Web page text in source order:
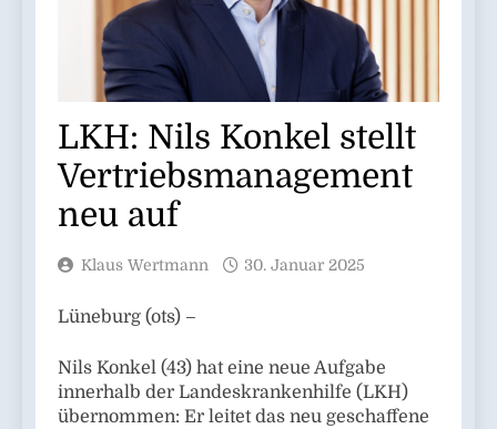
LKH: Nils Konkel stellt
Vertriebsmanagement
neu auf
Klaus Wertmann 30. Januar 2025
Lüneburg (ots) –
Nils Konkel (43) hat eine neue Aufgabe
innerhalb der Landeskrankenhilfe (LKH)
übernommen: Er leitet das neu geschaffene